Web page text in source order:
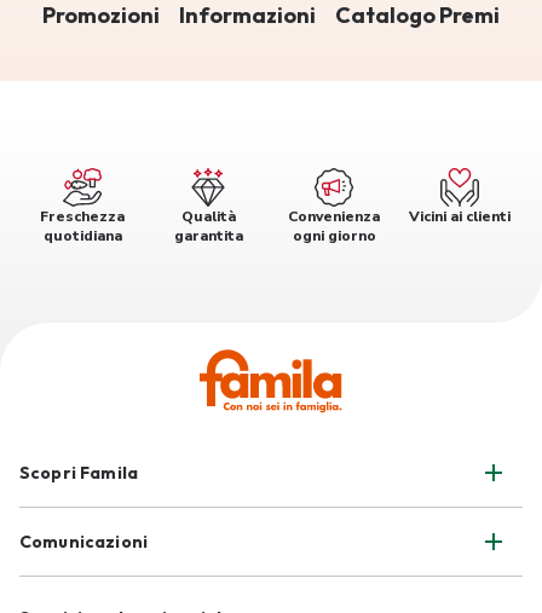
Promozioni Informazioni Catalogo Premi
Freschezza
quotidiana
Qualità
garantita
Convenienza
ogni giorno
Vicini ai clienti
Scopri Famila
Comunicazioni